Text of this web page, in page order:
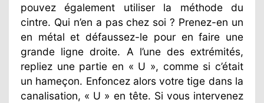
pouvez également utiliser la méthode du
cintre. Qui n’en a pas chez soi ? Prenez-en un
en métal et défaussez-le pour en faire une
grande ligne droite. A l’une des extrémités,
repliez une partie en « U », comme si c’était
un hameçon. Enfoncez alors votre tige dans la
canalisation, « U » en tête. Si vous intervenez